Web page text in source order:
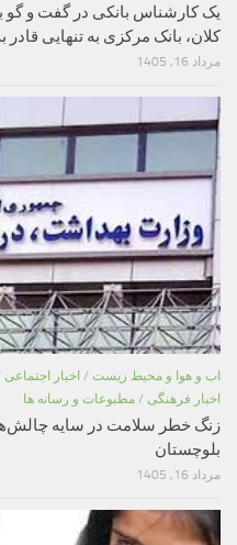
یک کارشناس بانکی در گفت و گو
کلان، بانک مرکزی به تنهایی
مرداد 16, 1405
اب و هوا و محیط زیست / اخبار اجتماعی
اخبار فرهنگی / مطبوعات و رسانه ها
زنگ خطر سلامت در سایه
بلوچستان
مرداد 16, 1405